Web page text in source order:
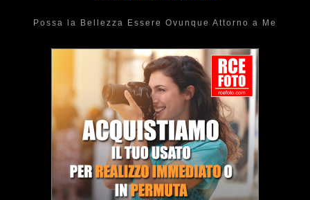
Possa la Bellezza Essere Ovunque Attorno a Me